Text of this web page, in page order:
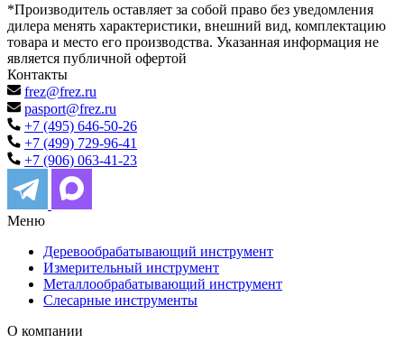
*Производитель оставляет за собой право без уведомления
дилера менять характеристики, внешний вид, комплектацию
товара и место его производства. Указанная информация не
является публичной офертой
Контакты
frez@frez.ru
pasport@frez.ru
+7 (495) 646-50-26
+7 (499) 729-96-41
+7 (906) 063-41-23
Меню
Деревообрабатывающий инструмент
Измерительный инструмент
Металлообрабатывающий инструмент
Слесарные инструменты
О компании